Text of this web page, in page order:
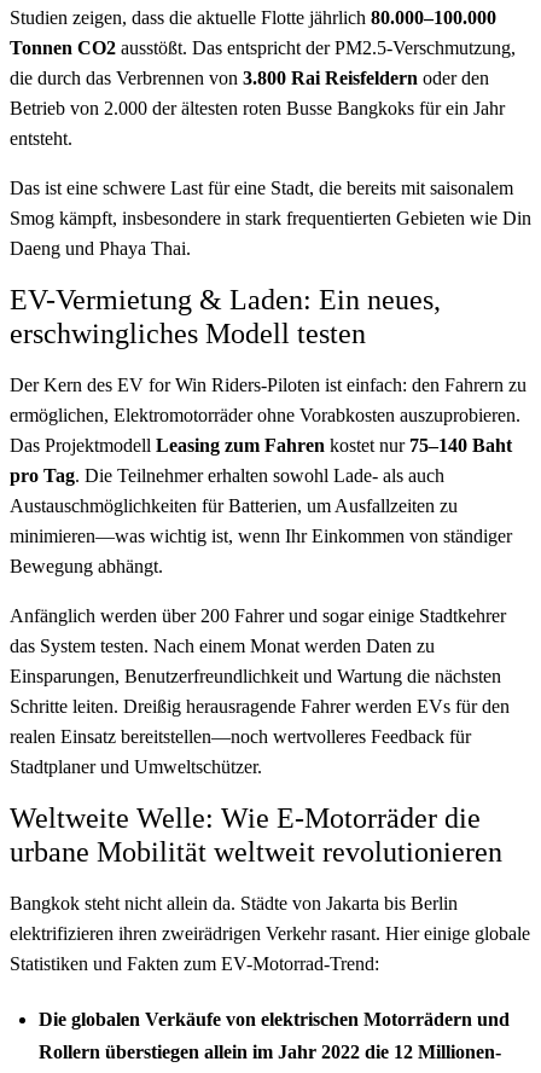
Studien zeigen, dass die aktuelle Flotte jährlich 80.000–100.000
Tonnen CO2 ausstößt. Das entspricht der PM2.5-Verschmutzung,
die durch das Verbrennen von 3.800 Rai Reisfeldern oder den
Betrieb von 2.000 der ältesten roten Busse Bangkoks für ein Jahr
entsteht.
Das ist eine schwere Last für eine Stadt, die bereits mit saisonalem
Smog kämpft, insbesondere in stark frequentierten Gebieten wie Din
Daeng und Phaya Thai.
EV-Vermietung & Laden: Ein neues,
erschwingliches Modell testen
Der Kern des EV for Win Riders-Piloten ist einfach: den Fahrern zu
ermöglichen, Elektromotorräder ohne Vorabkosten auszuprobieren.
Das Projektmodell Leasing zum Fahren kostet nur 75–140 Baht
pro Tag. Die Teilnehmer erhalten sowohl Lade- als auch
Austauschmöglichkeiten für Batterien, um Ausfallzeiten zu
minimieren—was wichtig ist, wenn Ihr Einkommen von ständiger
Bewegung abhängt.
Anfänglich werden über 200 Fahrer und sogar einige Stadtkehrer
das System testen. Nach einem Monat werden Daten zu
Einsparungen, Benutzerfreundlichkeit und Wartung die nächsten
Schritte leiten. Dreißig herausragende Fahrer werden EVs für den
realen Einsatz bereitstellen—noch wertvolleres Feedback für
Stadtplaner und Umweltschützer.
Weltweite Welle: Wie E-Motorräder die
urbane Mobilität weltweit revolutionieren
Bangkok steht nicht allein da. Städte von Jakarta bis Berlin
elektrifizieren ihren zweirädrigen Verkehr rasant. Hier einige globale
Statistiken und Fakten zum EV-Motorrad-Trend:
Die globalen Verkäufe von elektrischen Motorrädern und
Rollern überstiegen allein im Jahr 2022 die 12 Millionen-